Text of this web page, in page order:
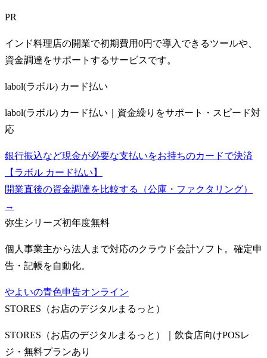
PR
インド料理店の開業で初期費用0円で導入できるツールや、
資金調達をサポートするサービスです。
labol(ラボル) カード払い
labol(ラボル) カード払い｜資金繰りをサポート・スピード対
応
銀行振込など現金が必要な支払いをお持ちのカードで決済
【ラボル カード払い】
開業直後の資金調達を比較する（公庫・ファクタリング）
→
弥生シリーズ初年度無料
個人事業主から法人まで対応のクラウド会計ソフト。確定申
告・記帳を自動化。
やよいの青色申告オンライン
STORES（お店のデジタルまるっと）
STORES（お店のデジタルまるっと）｜飲食店向けPOSレ
ジ・無料プランあり